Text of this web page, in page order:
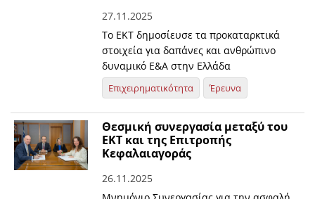
27.11.2025
Το ΕΚΤ δημοσίευσε τα προκαταρκτικά
στοιχεία για δαπάνες και ανθρώπινο
δυναμικό Ε&Α στην Ελλάδα
Επιχειρηματικότητα Έρευνα
Θεσμική συνεργασία μεταξύ του
EKT και της Επιτροπής
Κεφαλαιαγοράς
26.11.2025